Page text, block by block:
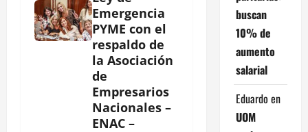
Emergencia
PYME con el
respaldo de
la Asociación
de
Empresarios
Nacionales –
ENAC –
buscan
10% de
aumento
salarial
Eduardo en
UOM